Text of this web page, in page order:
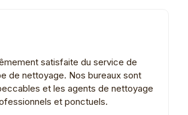
satisfaite du service de
de nettoyage. Nos bureaux sont
et les agents de nettoyage
et ponctuels.